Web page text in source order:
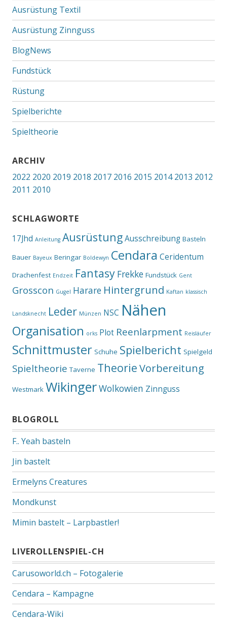
Ausrüstung Textil
Ausrüstung Zinnguss
BlogNews
Fundstück
Rüstung
Spielberichte
Spieltheorie
ARCHIV
2022 2020 2019 2018 2017 2016 2015 2014 2013 2012
2011 2010
SCHLAGWORTE
17Jhd Anleitung Ausrüstung Ausschreibung Basteln
Bauer Bayeux Beringar Boldewyn Cendara Ceridentum
Drachenfest Endzeit Fantasy Frekke Fundstück Gent
Grosscon Gugel Harare Hintergrund Kaftan klassisch
Landsknecht Leder Münzen NSC Nähen
Organisation orks Plot Reenlarpment Reisläufer
Schnittmuster Schuhe Spielbericht Spielgeld
Spieltheorie Taverne TheorieVorbereitung
Westmark WikingerWolkowien Zinnguss
BLOGROLL
F.. Yeah basteln
Jin bastelt
Ermelyns Creatures
Mondkunst
Mimin bastelt – Larpbastler!
LIVEROLLENSPIEL-CH
Carusoworld.ch – Fotogalerie
Cendara – Kampagne
Cendara-Wiki